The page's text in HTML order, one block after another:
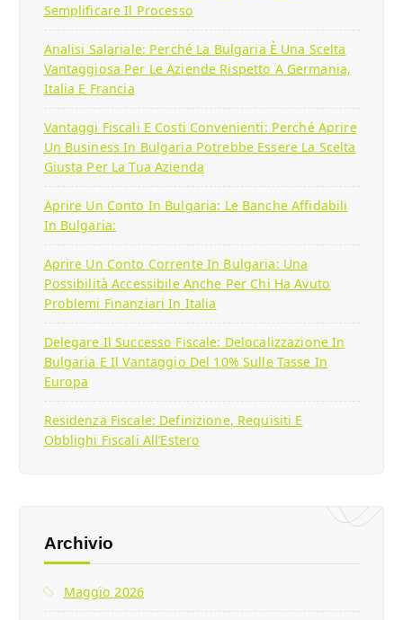
Semplificare Il Processo
Analisi Salariale: Perché La Bulgaria È Una Scelta
Vantaggiosa Per Le Aziende Rispetto A Germania,
Italia E Francia
Vantaggi Fiscali E Costi Convenienti: Perché Aprire
Un Business In Bulgaria Potrebbe Essere La Scelta
Giusta Per La Tua Azienda
Aprire Un Conto In Bulgaria: Le Banche Affidabili
In Bulgaria:
Aprire Un Conto Corrente In Bulgaria: Una
Possibilità Accessibile Anche Per Chi Ha Avuto
Problemi Finanziari In Italia
Delegare Il Successo Fiscale: Delocalizzazione In
Bulgaria E Il Vantaggio Del 10% Sulle Tasse In
Europa
Residenza Fiscale: Definizione, Requisiti E
Obblighi Fiscali All’Estero
Archivio
Maggio 2026